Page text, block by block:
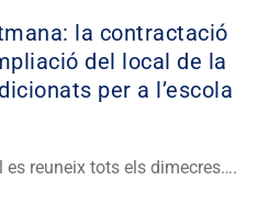
la contractació
del local de la
per a l’escola
es reuneix tots els dimecres….